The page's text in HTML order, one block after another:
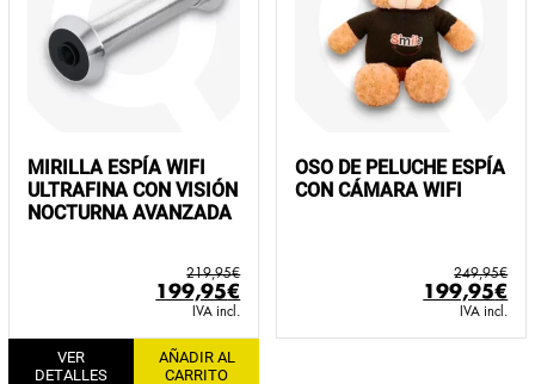
MIRILLA ESPÍA WIFI
ULTRAFINA CON VISIÓN
NOCTURNA AVANZADA
219,95€
El
precio
original
era:
199,95€
precio
actual
IVA incl.
VER
DETALLES
AÑADIR AL
CARRITO
OSO DE PELUCHE ESPÍA
CON CÁMARA WIFI
249,95€
El
precio
original
199,95€
IVA incl.